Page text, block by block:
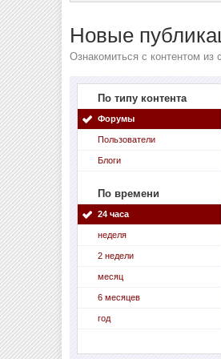
Новые
Ознакомиться с контентом из
По типу контента
Форумы
Пользователи
Блоги
По времени
24 часа
неделя
2 недели
месяц
6 месяцев
год